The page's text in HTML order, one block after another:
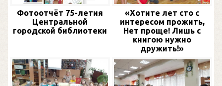
Фотоотчёт 75-летия
Центральной
городской библиотеки
«Хотите лет сто с
интересом прожить,
Нет проще! Лишь с
книгою нужно
дружить!»